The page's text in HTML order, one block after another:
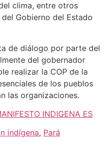
clima, entre otros
Gobierno del Estado
de diálogo por parte del
del gobernador
realizar la COP de la
de los pueblos
las organizaciones.
INDIGENA ES
indígena, Pará